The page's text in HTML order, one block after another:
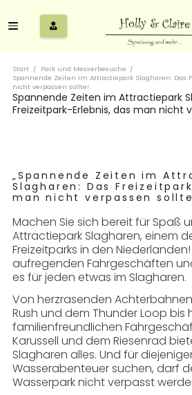
Start / Park und Messerbesuche /
Spannende Zeiten im Attractiepark Slagharen: Das
nicht verpassen sollte!
Spannende Zeiten im Attractiepark
Freizeitpark-Erlebnis, das man nicht
„Spannende Zeiten im
Slagharen: Das
man nicht verpassen
Machen Sie sich bereit für Spaß
Attractiepark Slagharen, einem
Freizeitparks in den
aufregenden Fahrgeschäften
es für jeden etwas im Slagharen.
Von herzrasenden
Rush und dem Thunder Loop bis
familienfreundlichen
Karussell und dem Riesenrad
Slagharen alles. Und für
Wasserabenteuer suchen, darf
Wasserpark nicht verpasst